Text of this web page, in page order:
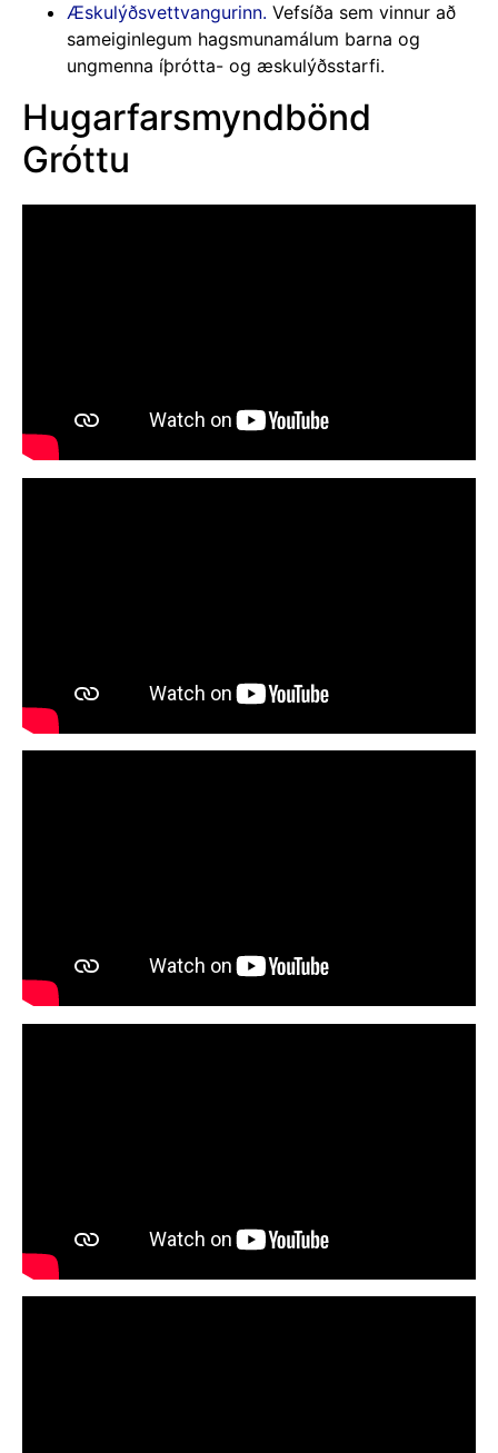
Æskulýðsvettvangurinn. Vefsíða sem vinnur að
sameiginlegum hagsmunamálum barna og
ungmenna íþrótta- og æskulýðsstarfi.
Hugarfarsmyndbönd
Gróttu